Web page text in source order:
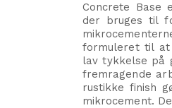
Concrete Base
der bruges til
formuleret til at
lav tykkelse på
fremragende
rustikke finish
mikrocement.